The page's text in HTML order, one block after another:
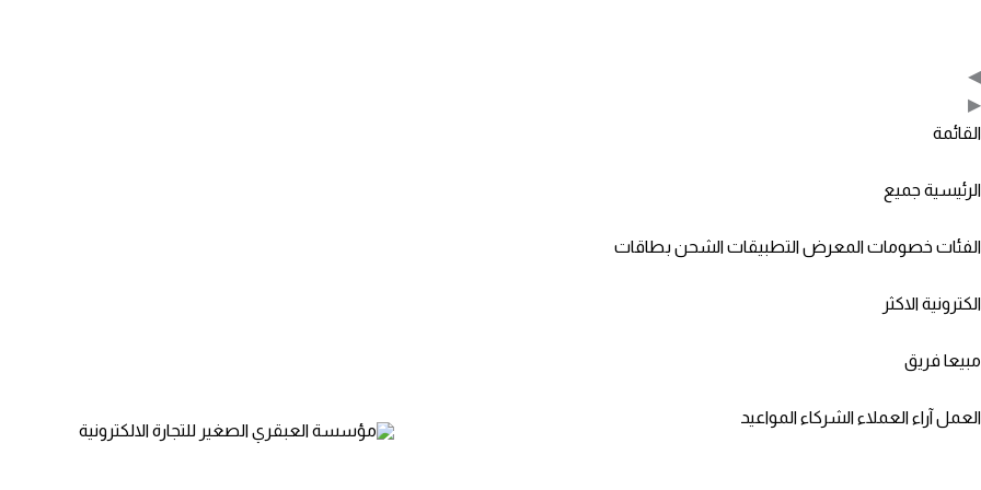
◀
▶
القائمة
الرئيسية جميع
الفئات خصوماتالمعرضالتطبيقاتالشحن بطاقات
الكترونيةالاكثر
مبيعا فريق
العمل آراء العملاءالشركاءالمواعيد